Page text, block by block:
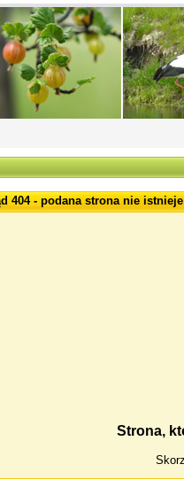
404 - podana strona nie istnieje
Strona,